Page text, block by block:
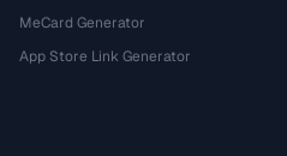
MeCard Generator
App Store Link Generator